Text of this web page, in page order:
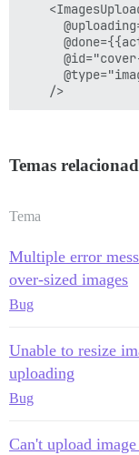
Temas
Tema
Multiple error
over-sized images
Bug
Unable to resize
uploading
Bug
Can't upload